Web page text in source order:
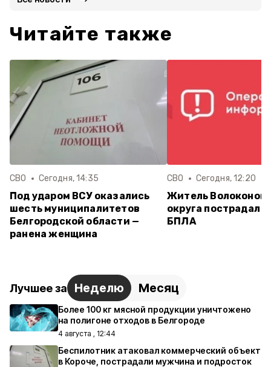
Читайте также
СВО Сегодня, 14:35
Под ударом ВСУ оказались
шесть муниципалитетов
Белгородской области —
ранена женщина
СВО Сегодня, 12:20
Житель
округа пострадал
БПЛА
Лучшее за Неделю Месяц
Более 100 кг мясной продукции уничтожено
на полигоне отходов в Белгороде
4 августа , 12:44
Беспилотник атаковал коммерческий объект
в Короче, пострадали мужчина и подросток